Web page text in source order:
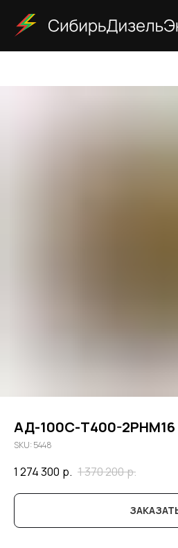
АД-100С-Т400-2РНМ16
SKU: 5448
1 274 300 р. 1 370 200р.